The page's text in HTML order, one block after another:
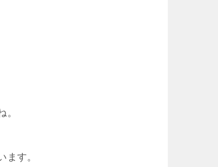
。
ます。